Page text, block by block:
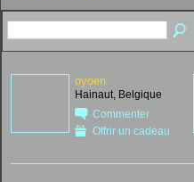
oyoen
Hainaut, Belgique
Commenter
Offrir un cadeau